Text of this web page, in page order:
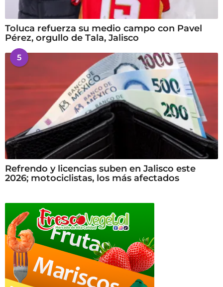
Toluca refuerza su medio campo con Pavel
Pérez, orgullo de Tala, Jalisco
5
Refrendo y licencias suben en Jalisco este
2026; motociclistas, los más afectados